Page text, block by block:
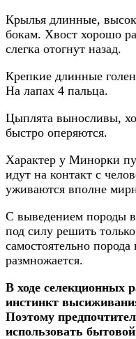
Крылья длинные,
бокам. Хвост хорошо
слегка отогнут назад.
Крепкие длинные
На лапах 4 пальца.
Цыплята выносливы,
быстро оперяются.
Характер у Минорки
идут на контакт с
уживаются вполне
С выведением породы
под силу решить
самостоятельно
размножается.
В ходе селекционных
инстинкт
Поэтому
использовать